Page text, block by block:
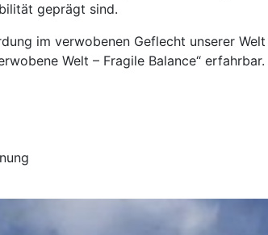
geprägt sind.
im verwobenen Geflecht unserer
Welt – Fragile Balance“ erfahrbar.